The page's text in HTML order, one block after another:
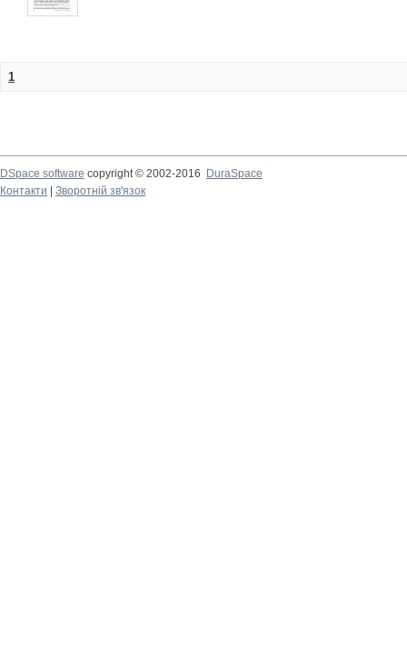
1
DSpace software copyright © 2002-2016
DuraSpace
Контакти
Зворотній зв'язок